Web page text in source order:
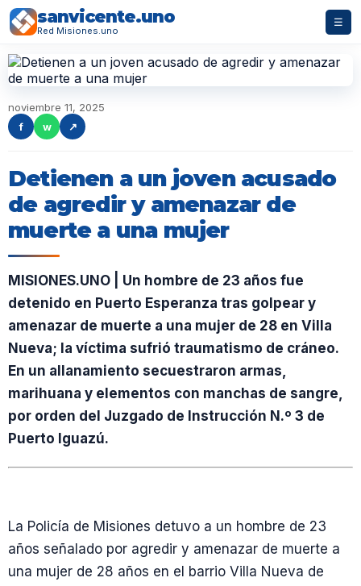
sanvicente.uno
Red Misiones.uno
☰
noviembre 11, 2025
f
w ↗
Detienen a un joven acusado
de agredir y amenazar de
muerte a una mujer
MISIONES.UNO | Un hombre de 23 años fue
detenido en Puerto Esperanza tras golpear y
amenazar de muerte a una mujer de 28 en Villa
Nueva; la víctima sufrió traumatismo de cráneo.
En un allanamiento secuestraron armas,
marihuana y elementos con manchas de sangre,
por orden del Juzgado de Instrucción N.º 3 de
Puerto Iguazú.
La Policía de Misiones detuvo a un hombre de 23
años señalado por agredir y amenazar de muerte a
una mujer de 28 años en el barrio Villa Nueva de